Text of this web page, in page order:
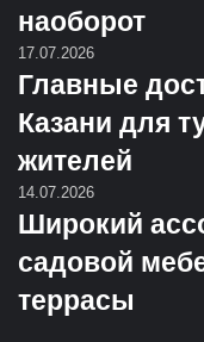
наоборот
17.07.2026
Главные
Казани для
жителей
14.07.2026
Широкий
садовой
террасы